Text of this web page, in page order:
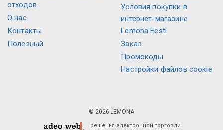
отходов
О нас
Контакты
Полезный
Условия покупки в
интернет-магазине
Lemona Eesti
Заказ
Промокоды
Настройки файлов соокіе
© 2026 LEMONA
решения электронной торговли